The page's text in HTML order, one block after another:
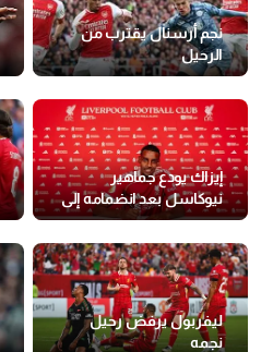
نجم أرسنال يقترب من
الرحيل
إيزاك يودع جماهير
نيوكاسل بعد انضمامه إلى
ليفربول
ليفربول يرفض رحيل
نجمه